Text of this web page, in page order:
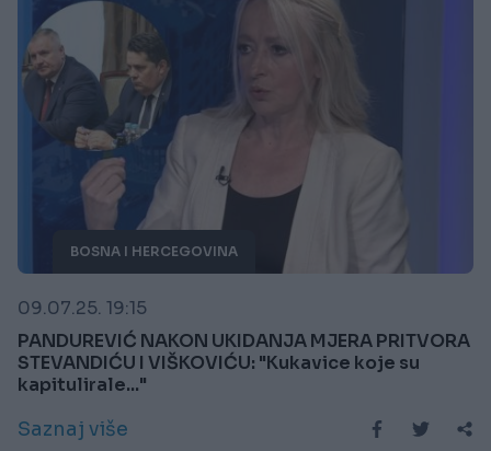
BOSNA I HERCEGOVINA
09.07.25. 19:15
PANDUREVIĆ NAKON UKIDANJA MJERA PRITVORA
STEVANDIĆU I VIŠKOVIĆU: "Kukavice koje su
kapitulirale..."
Saznaj više